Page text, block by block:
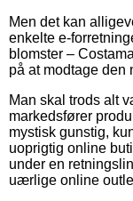
Men det kan
enkelte e-
blomster –
på at modtage den
Man skal trods alt
markedsfører
mystisk gunstig,
uoprigtig online
under en
uærlige online